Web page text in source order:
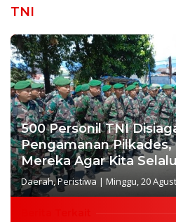
TNI
500 Personil TNI
Pengamanan
Mereka Agar Kita
Daerah,Peristiwa | Minggu, 20